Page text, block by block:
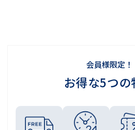
会員様限定！
お得な5つの